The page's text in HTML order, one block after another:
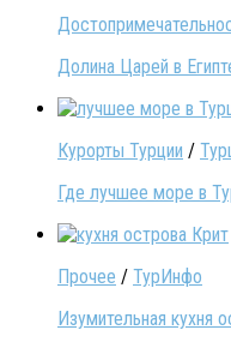
Долина Царей в
Курорты Турции /
Где лучшее море в
Прочее / ТурИнфо
Изумительная кухня